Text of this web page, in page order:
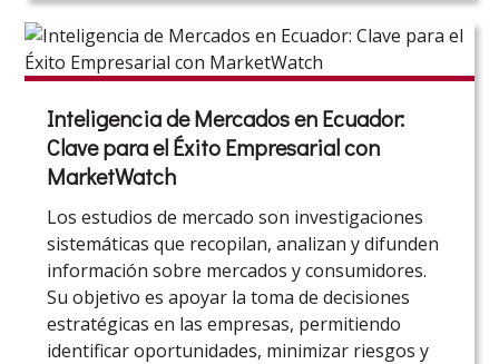
Inteligencia de Mercados en Ecuador:
Clave para el Éxito Empresarial con
MarketWatch
Los estudios de mercado son investigaciones
sistemáticas que recopilan, analizan y difunden
información sobre mercados y consumidores.
Su objetivo es apoyar la toma de decisiones
estratégicas en las empresas, permitiendo
identificar oportunidades, minimizar riesgos y